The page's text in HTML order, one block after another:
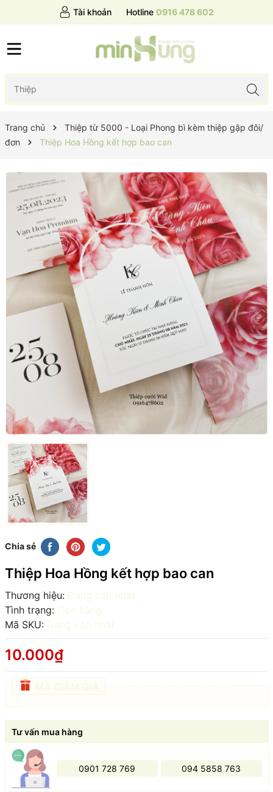
Tài khoản Hotline 0916 478 602
Trang chủ
Thiệp từ 5000 - Loại Phong bì kèm thiệp gập đôi/
đơn
Thiệp Hoa Hồng kết hợp bao can
Chia sẻ
Thiệp Hoa Hồng kết hợp bao can
Thương hiệu: Đang cập nhật
Tình trạng: Còn hàng
Mã SKU: Đang cập nhật
10.000₫
Tư vấn mua hàng
0901 728 769 094 5858 763